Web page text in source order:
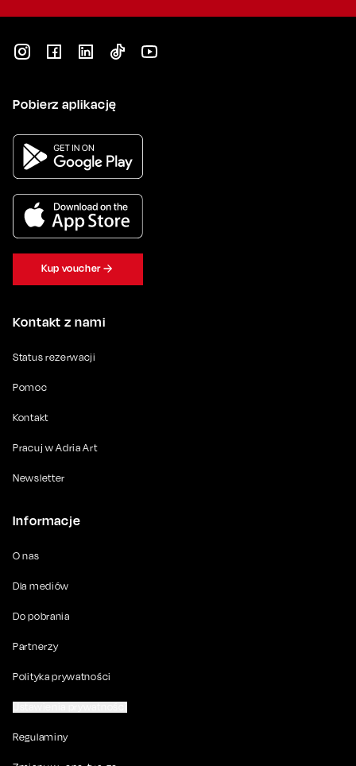
Kontakt z nami
Status rezerwacji
Pomoc
Kontakt
Pracuj w Adria Art
Newsletter
Informacje
O nas
Dla mediów
Do pobrania
Partnerzy
Polityka prywatności
Regulaminy
Pobierz aplikację
Kup voucher